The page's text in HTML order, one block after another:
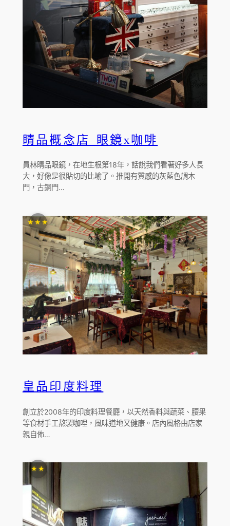
睛品概念店 眼鏡x咖啡
員林睛品眼鏡，在地生根第18年，話說我們看著好多人長
大，好像是很貼切的比喻了。推開有質感的灰藍色調木
門，古銅門…
皇品印度料理
★★★
創立於2008年的印度料理餐廳，以天然香料與蔬菜、腰果
等食材手工熬製咖哩，風味道地又健康。店內風格由店家
親自佈…
★★